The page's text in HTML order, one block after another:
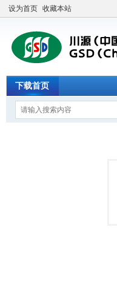
设为首页 收藏本站
下载首页